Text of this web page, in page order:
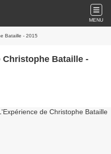
MENU
Bataille - 2015
Christophe Bataille -